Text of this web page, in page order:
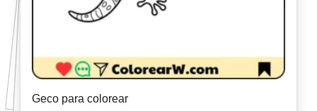
Geco para colorear